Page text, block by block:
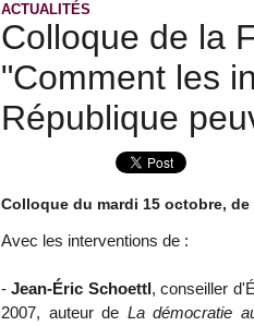
ACTUALITÉS
Colloque de la
"Comment les
République
Colloque du mardi 15 octobre, de
Avec les interventions de :
-Jean-Éric Schoettl, conseiller
2007, auteur de La démocratie